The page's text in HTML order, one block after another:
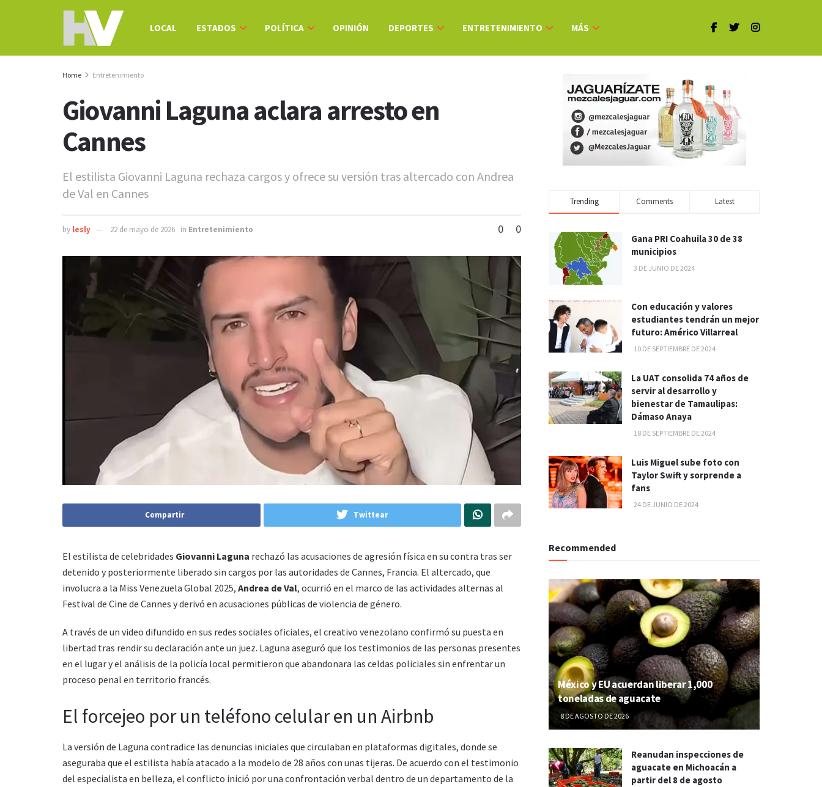
LOCAL ESTADOS POLÍTICA OPINIÓN DEPORTES ENTRETENIMIENTO MÁS
Home Entretenimiento
Giovanni Laguna aclara arresto en
Cannes
El estilista Giovanni Laguna rechaza cargos y ofrece su versión tras altercado con Andrea
de Val en Cannes
by lesly 22 de mayo de 2026 in Entretenimiento 0 0
Compartir Twittear
El estilista de celebridades Giovanni Laguna rechazó las acusaciones de agresión física en su contra tras ser
detenido y posteriormente liberado sin cargos por las autoridades de Cannes, Francia. El altercado, que
involucra a la Miss Venezuela Global 2025, Andrea de Val, ocurrió en el marco de las actividades alternas al
Festival de Cine de Cannes y derivó en acusaciones públicas de violencia de género.
A través de un video difundido en sus redes sociales oficiales, el creativo venezolano confirmó su puesta en
libertad tras rendir su declaración ante un juez. Laguna aseguró que los testimonios de las personas presentes
en el lugar y el análisis de la policía local permitieron que abandonara las celdas policiales sin enfrentar un
proceso penal en territorio francés.
El forcejeo por un teléfono celular en un Airbnb
La versión de Laguna contradice las denuncias iniciales que circulaban en plataformas digitales, donde se
aseguraba que el estilista había atacado a la modelo de 28 años con unas tijeras. De acuerdo con el testimonio
del especialista en belleza, el conflicto inició por una confrontación verbal dentro de un departamento de la
Trending Comments Latest
Gana PRI Coahuila 30 de 38
municipios
3 DE JUNIO DE 2024
Con educación y valores
estudiantes tendrán un mejor
futuro: Américo Villarreal
10 DE SEPTIEMBRE DE 2024
La UAT consolida 74 años de
servir al desarrollo y
bienestar de Tamaulipas:
Dámaso Anaya
18 DE SEPTIEMBRE DE 2024
Luis Miguel sube foto con
Taylor Swift y sorprende a
fans
24 DE JUNIO DE 2024
Recommended
México y EU acuerdan liberar 1,000
toneladas de aguacate
8 DE AGOSTO DE 2026
Reanudan inspecciones de
aguacate en Michoacán a
partir del 8 de agosto